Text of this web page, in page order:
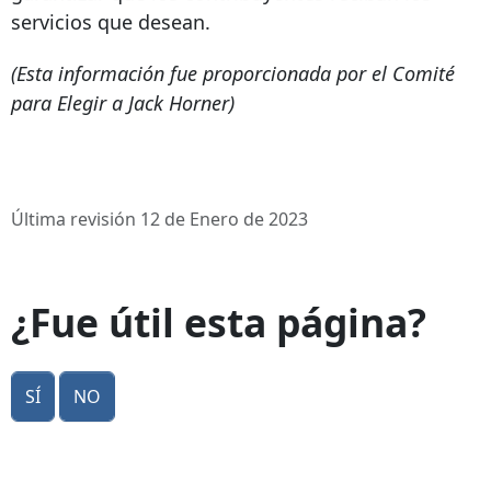
servicios que desean.
(Esta información fue proporcionada por el Comité
para Elegir a Jack Horner)
Última revisión 12 de Enero de 2023
¿Fue útil esta página?
Sí No